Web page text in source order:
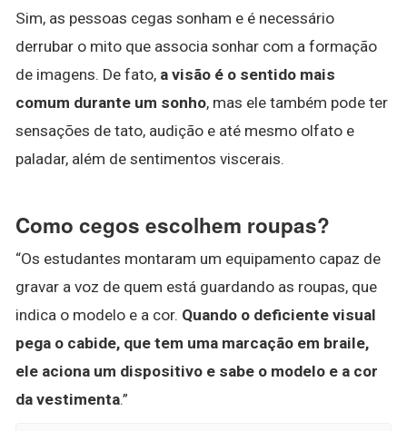
Sim, as pessoas cegas sonham e é necessário
derrubar o mito que associa sonhar com a formação
de imagens. De fato, a visão é o sentido mais
comum durante um sonho, mas ele também pode ter
sensações de tato, audição e até mesmo olfato e
paladar, além de sentimentos viscerais.
Como cegos escolhem roupas?
“Os estudantes montaram um equipamento capaz de
gravar a voz de quem está guardando as roupas, que
indica o modelo e a cor. Quando o deficiente visual
pega o cabide, que tem uma marcação em braile,
ele aciona um dispositivo e sabe o modelo e a cor
da vestimenta.”